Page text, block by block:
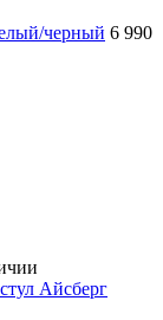
черный 6 990